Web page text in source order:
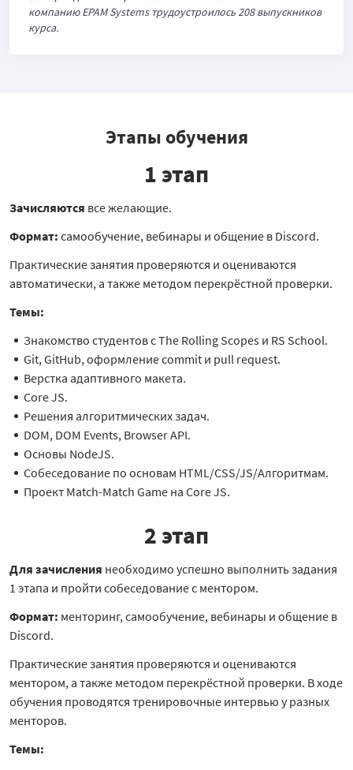
компанию EPAM Systems трудоустроилось 208 выпускников
курса.
Этапы обучения
1 этап
Зачисляются все желающие.
Формат: самообучение, вебинары и общение в Discord.
Практические занятия проверяются и оцениваются
автоматически, а также методом перекрёстной проверки.
Темы:
Знакомство студентов с The Rolling Scopes и RS School.
Git, GitHub, оформление commit и pull request.
Верстка адаптивного макета.
Core JS.
Решения алгоритмических задач.
DOM, DOM Events, Browser API.
Основы NodeJS.
Собеседование по основам HTML/CSS/JS/Алгоритмам.
Проект Match-Match Game на Core JS.
2 этап
Для зачисления необходимо успешно выполнить задания
1 этапа и пройти собеседование с ментором.
Формат: менторинг, самообучение, вебинары и общение в
Discord.
Практические занятия проверяются и оцениваются
ментором, а также методом перекрёстной проверки. В ходе
обучения проводятся тренировочные интервью у разных
менторов.
Темы: